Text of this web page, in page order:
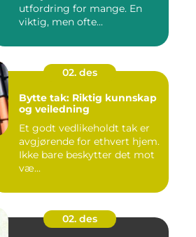
utfordring for mange. En
viktig, men ofte...
02. des
Bytte tak: Riktig kunnskap
og veiledning
Et godt vedlikeholdt tak er
avgjørende for ethvert hjem.
Ikke bare beskytter det mot
væ...
02. des